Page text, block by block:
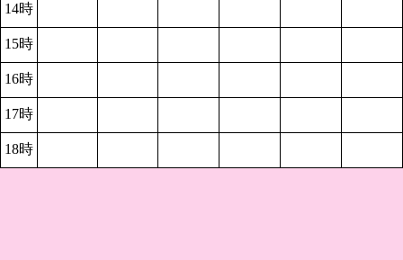
14時
15時
16時
17時
18時